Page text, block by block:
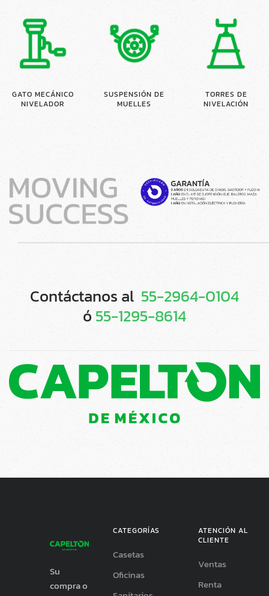
GATO MECÁNICO
NIVELADOR
SUSPENSIÓN DE
MUELLES
TORRES DE
NIVELACIÓN
Contáctanos al 55-2964-0104
ó 55-1295-8614
Su
compra o
CATEGORÍAS
Casetas
Oficinas
ATENCIÓN AL
CLIENTE
Ventas
Renta